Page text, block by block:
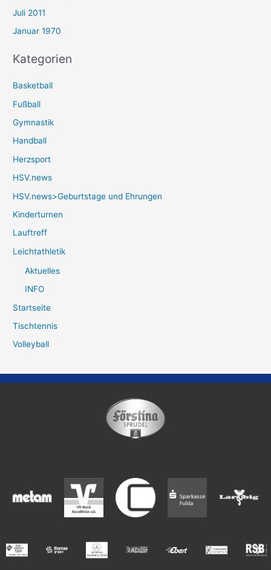
Juli 2011
Januar 1970
Kategorien
Basketball
Fußball
Gymnastik
Handball
Herzsport
HSV.news
HSV.news>Geburtstage und Ehrungen
Kinderturnen
Lauftreff
Leichtathletik
Aktuelles
INFO
Startseite
Tischtennis
Volleyball